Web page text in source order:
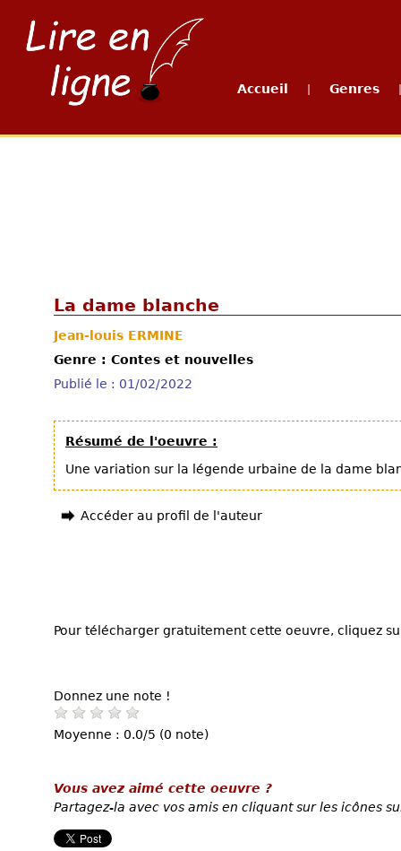
Accueil Genres
La dame blanche
Jean-louis ERMINE
Genre : Contes et nouvelles
Publié le : 01/02/2022
Résumé de l'oeuvre :
Une variation sur la légende urbaine de la dame
Accéder au profil de l'auteur
Pour télécharger gratuitement cette oeuvre, cliquez
Donnez une note !
Moyenne : 0.0/5 (0 note)
Vous avez aimé cette oeuvre ?
Partagez-la avec vos amis en cliquant sur les icônes